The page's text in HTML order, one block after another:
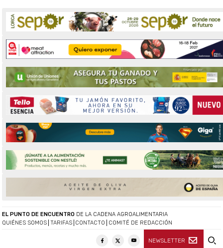
QUIÉNES SOMOS TARIFAS CONTACTO COMITÉ DE REDACCIÓN
NEWSLETTER
EL PUNTO DE ENCUENTRO DE LA CADENA AGROALIMENTARIA